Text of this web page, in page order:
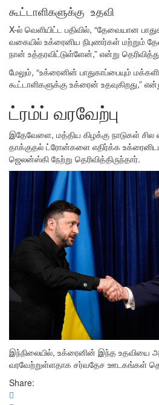
கூட்டாளிகளுக்கு உதவி
X-ல் வெளியிட்ட பதிவில், “தேவையான
வகையில் உக்ரைனிய நிபுணர்கள் மற்றும்
நான் உத்தரவிட்டுள்ளேன்,” என்று
மேலும், “உக்ரைனின் பாதுகாப்பையும்
கூட்டாளிகளுக்கு உக்ரைன் உதவுகிறது,”
ட்ரம்ப் வரவேற்பு
இதேவேளை, மத்திய கிழக்கு நாடுகள்
தாக்குதல் ட்ரோன்களை எதிர்க்க
ஜெலன்ஸ்கி நேற்று தெரிவித்திருந்தார்.
இந்நிலையில், உக்ரைனின் இந்த உதவியை
வரவேற்றுள்ளதாக சர்வதேச ஊடகங்கள்
Share: